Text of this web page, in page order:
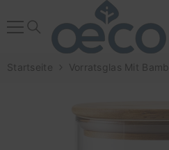
Startseite Vorratsglas Mit